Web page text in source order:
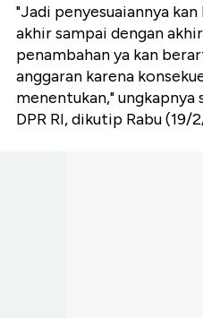
"Jadi penyesuaiannya
akhir sampai dengan
penambahan ya kan
anggaran karena
menentukan,"
DPR RI, dikutip Rabu (19/